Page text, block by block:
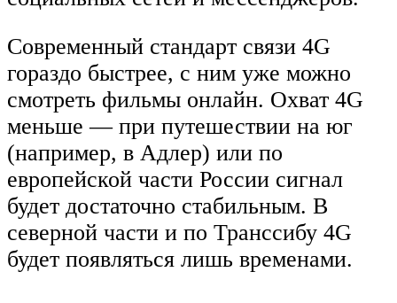
Современный стандарт связи 4G
гораздо быстрее, с ним уже можно
смотреть фильмы онлайн. Охват 4G
меньше — при путешествии на юг
(например, в Адлер) или по
европейской части России сигнал
будет достаточно стабильным. В
северной части и по Транссибу 4G
будет появляться лишь временами.